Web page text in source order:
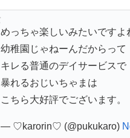
めっちゃ楽しいみたいですよ
幼稚園じゃねーんだからって
キレる普通のデイサービスで
暴れるおじいちゃまは
こちら大好評でございます。
— ♡karorin♡ (@pukukaro)